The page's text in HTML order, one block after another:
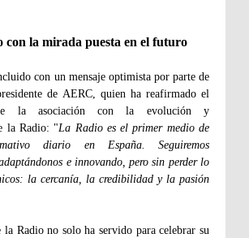
con la mirada puesta en el futuro
con un mensaje optimista por parte de
de AERC, quien ha reafirmado el
la asociación con la evolución y
la Radio: "La Radio es el primer medio de
diario en España. Seguiremos
e innovando, pero sin perder lo
la cercanía, la credibilidad y la pasión
la Radio no solo ha servido para celebrar su